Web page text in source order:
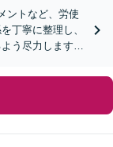
ントなど、労使
丁寧に整理し、
う尽力します